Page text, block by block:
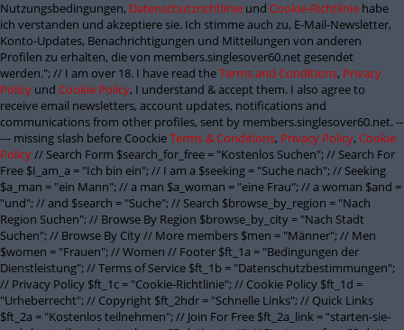
Nutzungsbedingungen, Datenschutzrichtlinie und Cookie-Richtlinie habe
ich verstanden und akzeptiere sie. Ich stimme auch zu, E-Mail-Newsletter,
Konto-Updates, Benachrichtigungen und Mitteilungen von anderen
Profilen zu erhalten, die von members.singlesover60.net gesendet
werden."; // I am over 18. I have read theTerms and Conditions, Privacy
Policy und Cookie Policy, I understand & accept them. I also agree to
receive email newsletters, account updates, notifications and
communications from other profiles, sent by members.singlesover60.net. --
--- missing slash before CoockieTerms & Conditions, Privacy Policy, Cookie
Policy// Search Form $search_for_free = "Kostenlos Suchen"; // Search For
Free $I_am_a = "Ich bin ein"; // I am a $seeking = "Suche nach"; // Seeking
$a_man = "ein Mann"; // a man $a_woman = "eine Frau"; // a woman $and =
"und"; // and $search = "Suche"; // Search $browse_by_region = "Nach
Region Suchen"; // Browse By Region $browse_by_city = "Nach Stadt
Suchen"; // Browse By City // More members $men = "Männer"; // Men
$women = "Frauen"; // Women // Footer $ft_1a = "Bedingungen der
Dienstleistung"; // Terms of Service $ft_1b = "Datenschutzbestimmungen";
// Privacy Policy $ft_1c = "Cookie-Richtlinie"; // Cookie Policy $ft_1d =
"Urheberrecht"; // Copyright $ft_2hdr = "Schnelle Links"; // Quick Links
$ft_2a = "Kostenlos teilnehmen"; // Join For Free $ft_2a_link = "starten-sie-